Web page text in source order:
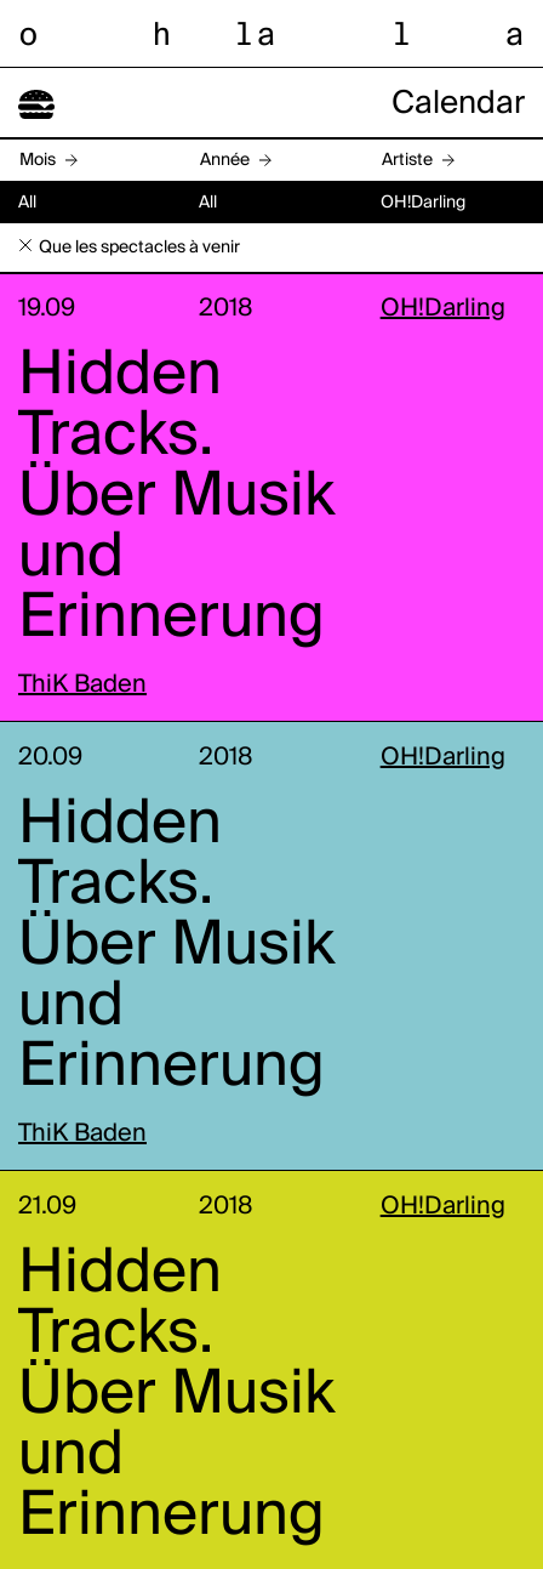
o h l a l a
Calendar
Mois Année Artiste
All All OH!Darling
Que les spectacles à venir
19.09 2018 OH!Darling
Hidden
Tracks.
Über Musik
und
Erinnerung
ThiK Baden
20.09 2018 OH!Darling
Hidden
Tracks.
Über Musik
und
Erinnerung
ThiK Baden
21.09 2018 OH!Darling
Hidden
Tracks.
Über Musik
und
Erinnerung